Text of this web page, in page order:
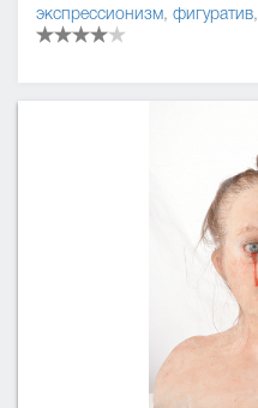
экспрессионизм, фигуратив,